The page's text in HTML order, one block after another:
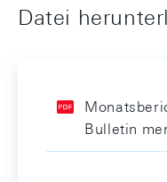
Datei
Bulletin